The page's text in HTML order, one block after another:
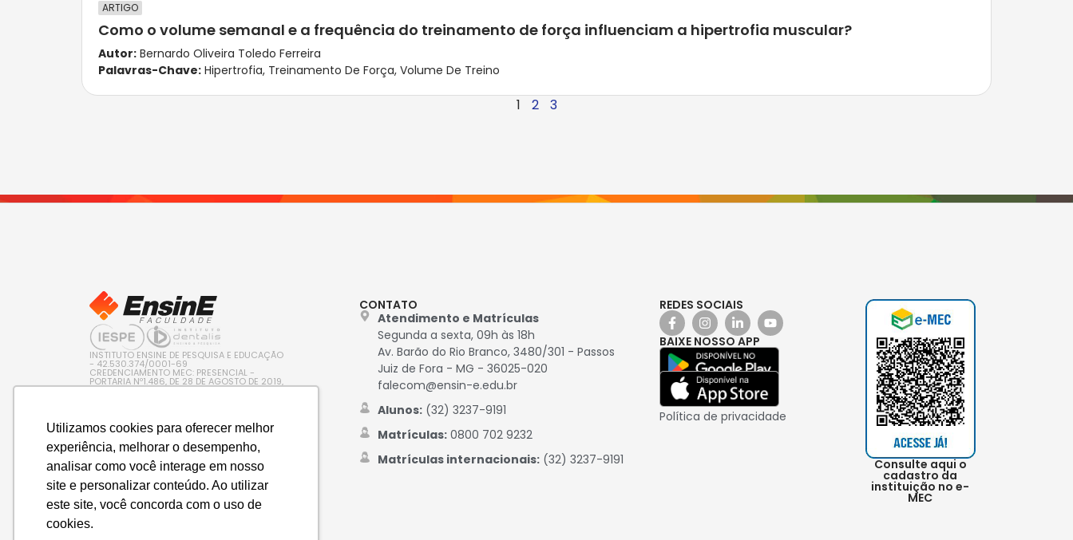
Utilizamos cookies para oferecer melhor
experiência, melhorar o desempenho,
analisar como você interage em nosso
site e personalizar conteúdo. Ao utilizar
este site, você concorda com o uso de
cookies.
ARTIGO
Como o volume semanal e a frequência do treinamento de força influenciam a hipertrofia muscular?
Autor: Bernardo Oliveira Toledo Ferreira
Palavras-Chave: Hipertrofia, Treinamento De Força, Volume De Treino
1 2 3
INSTITUTO ENSINE DE PESQUISA E EDUCAÇÃO
- 42.530.374/0001-69
CREDENCIAMENTO MEC: PRESENCIAL -
PORTARIA Nº1.486, DE 28 DE AGOSTO DE 2019,
PUBLICADA NO D.O.U. EM 29/08/2019 / EAD –
CONTATO
Atendimento e Matrículas
Segunda a sexta, 09h às 18h
Av. Barão do Rio Branco, 3480/301 - Passos
Juiz de Fora - MG - 36025-020
falecom@ensin-e.edu.br
Alunos:(32) 3237-9191
Matrículas:0800 702 9232
Matrículas internacionais:(32) 3237-9191
REDES SOCIAIS
BAIXE NOSSO APP
Política de privacidade
Consulte aqui o
cadastro da
instituição no e-
MEC